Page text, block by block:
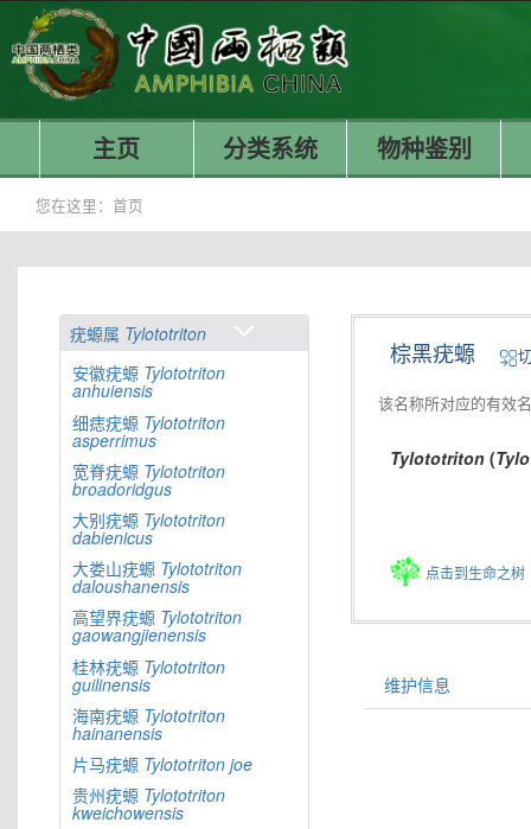
主页 分类系统 物种鉴别
您在这里： 首页
疣螈属 Tylototriton
安徽疣螈 Tylototriton
anhuiensis
细痣疣螈 Tylototriton
asperrimus
宽脊疣螈 Tylototriton
broadoridgus
大别疣螈 Tylototriton
dabienicus
大娄山疣螈 Tylototriton
daloushanensis
高望界疣螈 Tylototriton
gaowangjienensis
桂林疣螈 Tylototriton
guilinensis
海南疣螈 Tylototriton
hainanensis
片马疣螈 Tylototriton joe
贵州疣螈 Tylototriton
kweichowensis
棕黑疣螈
该名称所对应的有效
Tylototriton(
点击到生命之树
维护信息